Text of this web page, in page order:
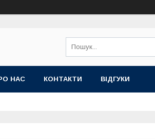
НАС КОНТАКТИ ВІДГУКИ